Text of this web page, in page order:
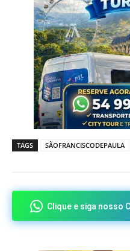
TAGS SÃOFRANCISCODEPAULA
Clique e siga nosso